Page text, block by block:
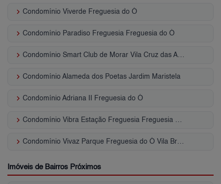
keyboard_arrow_right Condomínio Viverde Freguesia do Ó
keyboard_arrow_right Condomínio Paradiso Freguesia Freguesia do Ó
keyboard_arrow_right Condomínio Smart Club de Morar Vila Cruz das Almas
keyboard_arrow_right Condomínio Alameda dos Poetas Jardim Maristela
keyboard_arrow_right Condomínio Adriana II Freguesia do Ó
keyboard_arrow_right Condomínio Vibra Estação Freguesia Freguesia do Ó
keyboard_arrow_right Condomínio Vivaz Parque Freguesia do Ó Vila Bruna
Imóveis de Bairros Próximos